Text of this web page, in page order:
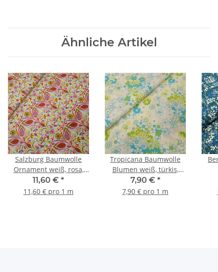
Ähnliche Artikel
Salzburg Baumwolle
Ornament weiß, rosa,
gelb, himmelblau
11,60 € *
11,60 € pro 1 m
Tropicana Baumwolle
Blumen weiß, türkis,
kiwi, gelb
7,90 € *
7,90 € pro 1 m